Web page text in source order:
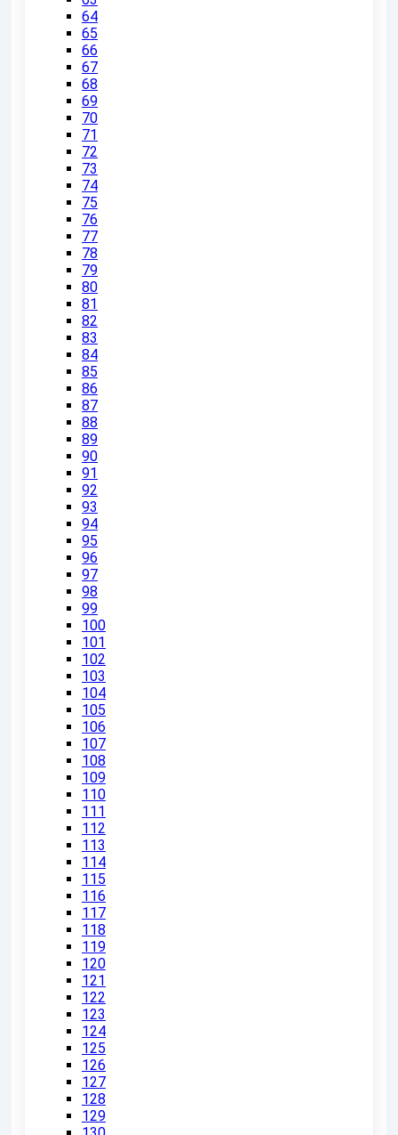
64
65
66
67
68
69
70
71
72
73
74
75
76
77
78
79
80
81
82
83
84
85
86
87
88
89
90
91
92
93
94
95
96
97
98
99
100
101
102
103
104
105
106
107
108
109
110
111
112
113
114
115
116
117
118
119
120
121
122
123
124
125
126
127
128
129